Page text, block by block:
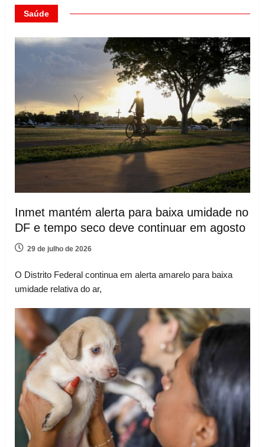
Saúde
Inmet mantém alerta para baixa umidade no
DF e tempo seco deve continuar em agosto
29 de julho de 2026
O Distrito Federal continua em alerta amarelo para baixa
umidade relativa do ar,